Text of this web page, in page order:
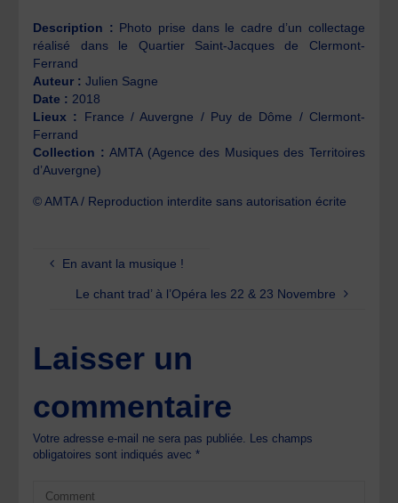
Description : Photo prise dans le cadre d’un collectage
réalisé dans le Quartier Saint-Jacques de Clermont-
Ferrand
Auteur : Julien Sagne
Date : 2018
Lieux : France / Auvergne / Puy de Dôme / Clermont-
Ferrand
Collection :AMTA (Agence des Musiques des Territoires
d’Auvergne)
© AMTA / Reproduction interdite sans autorisation écrite
En avant la musique !
Le chant trad’ à l’Opéra les 22 & 23 Novembre
Laisser un
commentaire
Votre adresse e-mail ne sera pas publiée. Les champs
obligatoires sont indiqués avec*